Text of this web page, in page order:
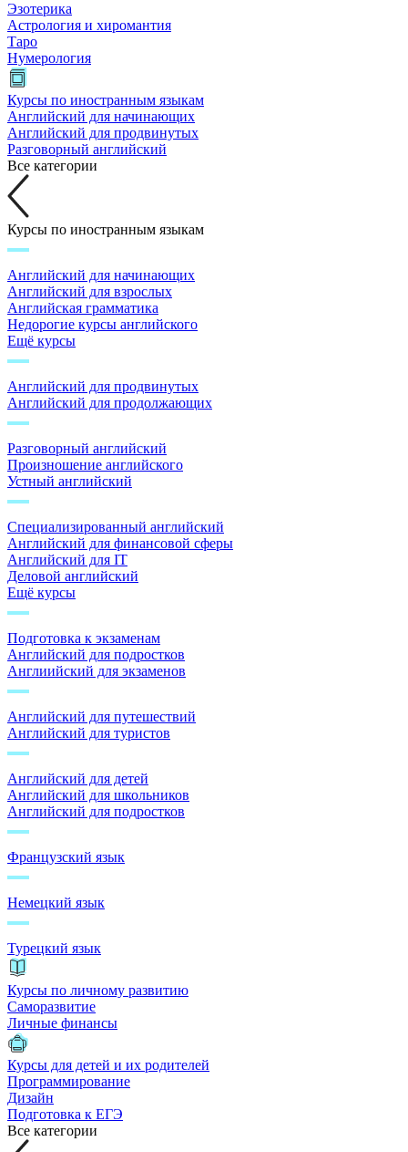
Эзотерика
Астрология и хиромантия
Таро
Нумерология
Курсы по иностранным языкам
Английский для начинающих
Английский для продвинутых
Разговорный английский
Все категории
Курсы по иностранным языкам
Английский для начинающих
Английский для взрослых
Английская грамматика
Недорогие курсы английского
Ещё курсы
Английский для продвинутых
Английский для продолжающих
Разговорный английский
Произношение английского
Устный английский
Специализированный английский
Английский для финансовой сферы
Английский для IT
Деловой английский
Ещё курсы
Подготовка к экзаменам
Английский для подростков
Англиийский для экзаменов
Английский для путешествий
Английский для туристов
Английский для детей
Английский для школьников
Английский для подростков
Французский язык
Немецкий язык
Турецкий язык
Курсы по личному развитию
Саморазвитие
Личные финансы
Курсы для детей и их родителей
Программирование
Дизайн
Подготовка к ЕГЭ
Все категории